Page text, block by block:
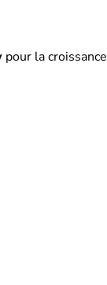
pour la croissance